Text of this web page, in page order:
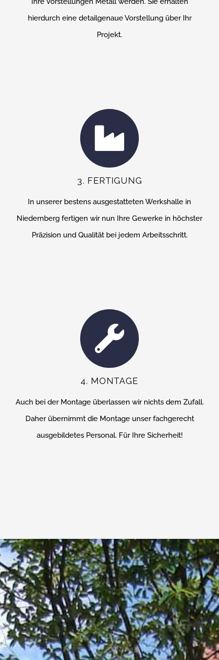
hierdurch eine detailgenaue Vorstellung über Ihr
Projekt.
3. FERTIGUNG
In unserer bestens ausgestatteten Werkshalle in
Niedernberg fertigen wir nun Ihre Gewerke in höchster
Präzision und Qualität bei jedem Arbeitsschritt.
4. MONTAGE
Auch bei der Montage überlassen wir nichts dem Zufall.
Daher übernimmt die Montage unser fachgerecht
ausgebildetes Personal. Für Ihre Sicherheit!